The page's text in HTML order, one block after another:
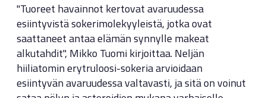
"Tuoreet havainnot kertovat avaruudessa
esiintyvistä sokerimolekyyleistä, jotka ovat
saattaneet antaa elämän synnylle makeat
alkutahdit", Mikko Tuomi kirjoittaa. Neljän
hiiliatomin erytruloosi-sokeria arvioidaan
esiintyvän avaruudessa valtavasti, ja sitä on voinut